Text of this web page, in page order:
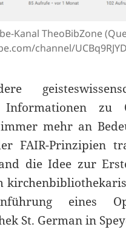
Kanal TheoBibZone
channel/
Informationen zu
mehr an
FAIR-Prinzipien
die Idee zur
eines
St. German in